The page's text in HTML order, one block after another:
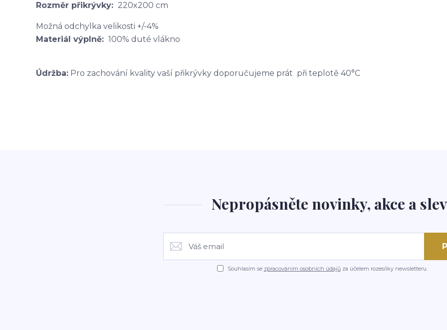
Rozměr přikrývky: 220x200 cm
Možná odchylka velikosti +/-4%
Materiál výplně: 100% duté vlákno
Údržba: Pro zachování kvality vaší přikrývky doporučujeme prát při teplotě 40°C
Nepropásněte novinky, akce a
Souhlasím se zpracováním osobních údajůza účelem rozesílky newsletteru.